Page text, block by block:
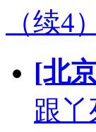
（续4
[北
跟